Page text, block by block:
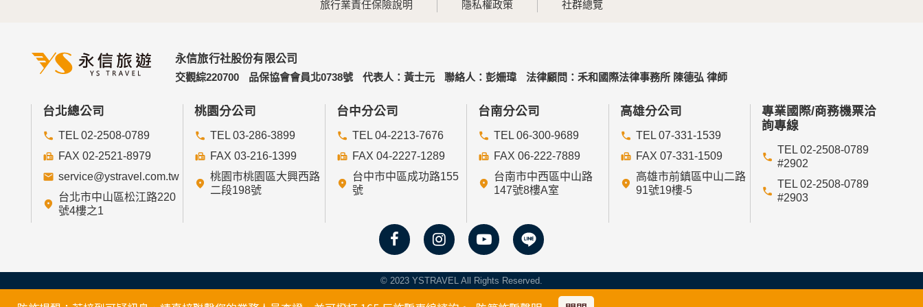
旅行業責任保險說明 隱私權政策 社群總覽
永信旅行社股份有限公司
交觀綜220700
品保協會會員北0738號 代表人：黃士元 聯絡人：彭姍瑋 法律顧問：禾和國際法律事務所 陳德弘 律師
台北總公司
TEL 02-2508-0789
FAX 02-2521-8979
service@ystravel.com.tw
台北市中山區松江路220
號4樓之1
桃園分公司
TEL 03-286-3899
FAX 03-216-1399
桃園市桃園區大興西路
二段198號
台中分公司
TEL 04-2213-7676
FAX 04-2227-1289
台中市中區成功路155
號
台南分公司
TEL 06-300-9689
FAX 06-222-7889
台南市中西區中山路
147號8樓A室
高雄分公司
TEL 07-331-1539
FAX 07-331-1509
高雄市前鎮區中山二路
91號19樓-5
專業國際/商務機票洽
詢專線
TEL 02-2508-0789
#2902
TEL 02-2508-0789
#2903
© 2023 YSTRAVEL All Rights Reserved.